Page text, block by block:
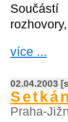
Součástí
více ...
02.04.2003
Praha-